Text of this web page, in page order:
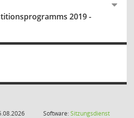
2019 -
Software:Sitzungsdienst